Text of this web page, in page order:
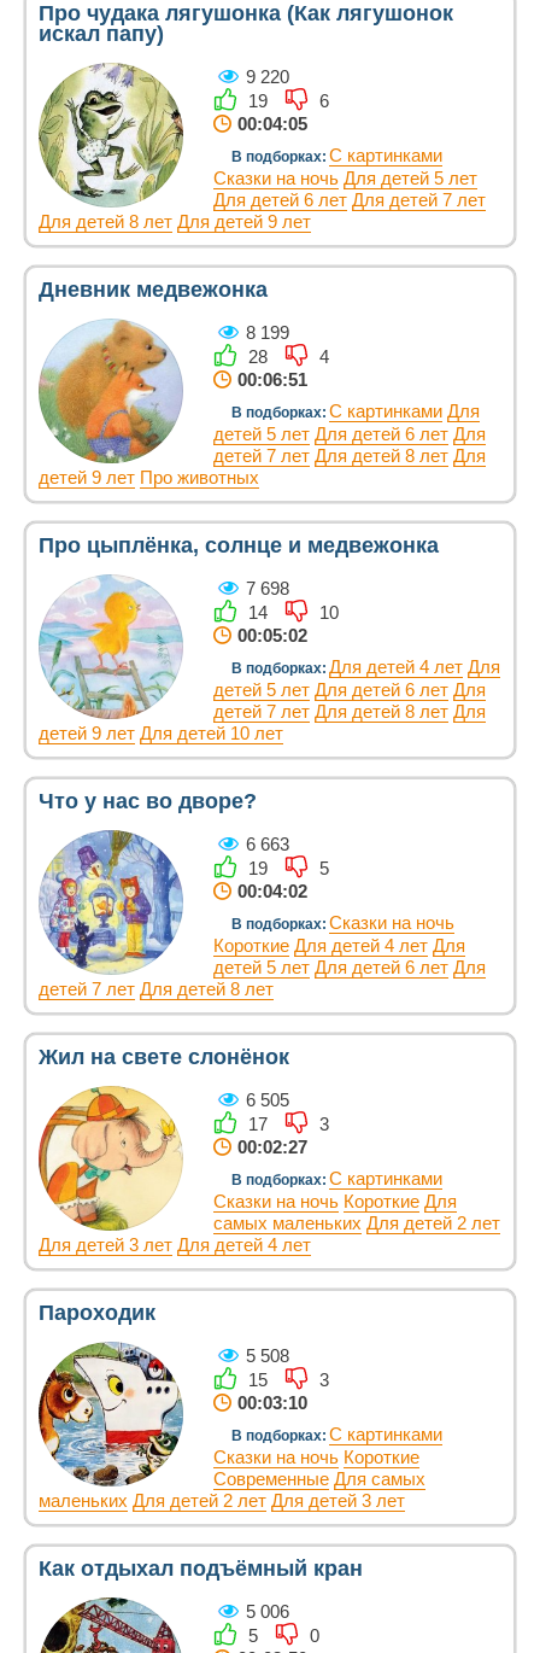
Про чудака лягушонка (Как лягушонок
искал папу)
9 220
19
6
00:04:05
В подборках: С картинками
Сказки на ночь Для детей 5 лет
Для детей 6 лет Для детей 7 лет
Для детей 8 лет Для детей 9 лет
Дневник медвежонка
8 199
28
4
00:06:51
В подборках: С картинками Для
детей 5 лет Для детей 6 лет Для
детей 7 лет Для детей 8 лет Для
детей 9 лет Про животных
Про цыплёнка, солнце и медвежонка
7 698
14
10
00:05:02
В подборках: Для детей 4 лет Для
детей 5 лет Для детей 6 лет Для
детей 7 лет Для детей 8 лет Для
детей 9 лет Для детей 10 лет
Что у нас во дворе?
6 663
19
5
00:04:02
В подборках: Сказки на ночь
Короткие Для детей 4 лет Для
детей 5 лет Для детей 6 лет Для
детей 7 лет Для детей 8 лет
Жил на свете слонёнок
6 505
17
3
00:02:27
В подборках: С картинками
Сказки на ночь Короткие Для
самых маленьких Для детей 2 лет
Для детей 3 лет Для детей 4 лет
Пароходик
5 508
15
3
00:03:10
В подборках: С картинками
Сказки на ночь Короткие
Современные Для самых
маленьких Для детей 2 лет Для детей 3 лет
Как отдыхал подъёмный кран
5 006
5
0